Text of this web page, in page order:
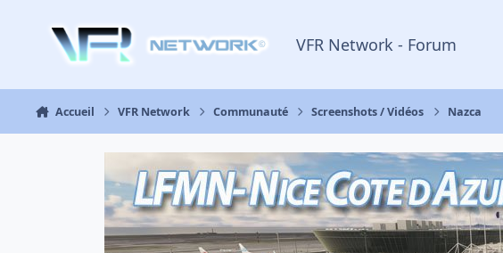
VFR Network - Forum
Accueil VFR Network Communauté Screenshots / Vidéos Nazca